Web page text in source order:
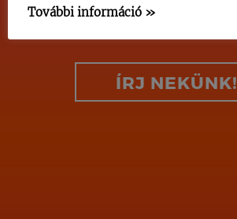
MINKET!
ÍRJ NEKÜNK!
További információ »